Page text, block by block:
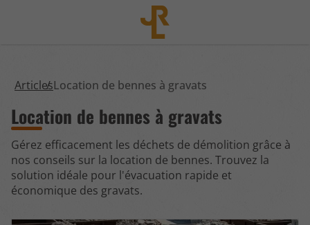
ArticlesLocation de bennes à gravats
Location de bennes à gravats
Gérez efficacement les déchets de démolition grâce à
nos conseils sur la location de bennes. Trouvez la
solution idéale pour l'évacuation rapide et
économique des gravats.